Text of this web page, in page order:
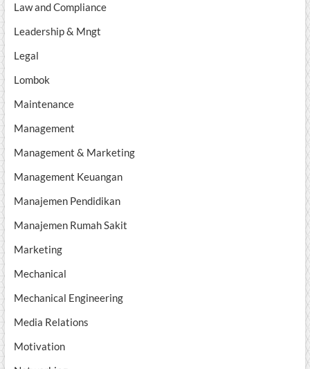
Law and Compliance
Leadership & Mngt
Legal
Lombok
Maintenance
Management
Management & Marketing
Management Keuangan
Manajemen Pendidikan
Manajemen Rumah Sakit
Marketing
Mechanical
Mechanical Engineering
Media Relations
Motivation